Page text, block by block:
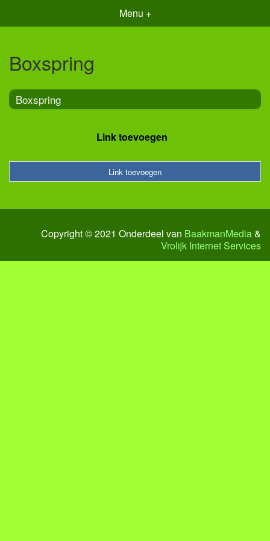
Menu +
Boxspring
Boxspring
Link toevoegen
Link toevoegen
Copyright © 2021 Onderdeel van BaakmanMedia&
Vrolijk Internet Services